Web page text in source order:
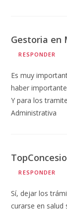
Gestoria en
RESPONDER
Es muy
haber
Y para los
Administrativa
RESPONDER
Sí, dejar los
curarse en salud